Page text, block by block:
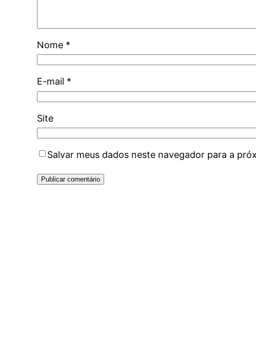
Nome *
E-mail *
Site
Salvar meus dados neste navegador para a